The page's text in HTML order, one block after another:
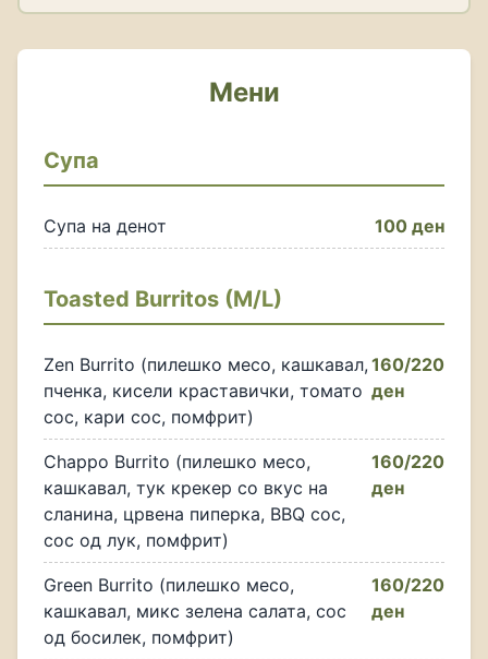
Мени
Супа
Супа на денот 100 ден
Toasted Burritos (M/L)
Zen Burrito (пилешко месо, кашкавал,
пченка, кисели краставички, томато
сос, кари сос, помфрит)
160/220
ден
Chappo Burrito (пилешко месо,
кашкавал, тук крекер со вкус на
сланина, црвена пиперка, BBQ сос,
сос од лук, помфрит)
160/220
ден
Green Burrito (пилешко месо,
кашкавал, микс зелена салата, сос
од босилек, помфрит)
160/220
ден